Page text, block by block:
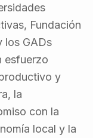
Fundación
los GADs
esfuerzo
y
la
con la
local y la